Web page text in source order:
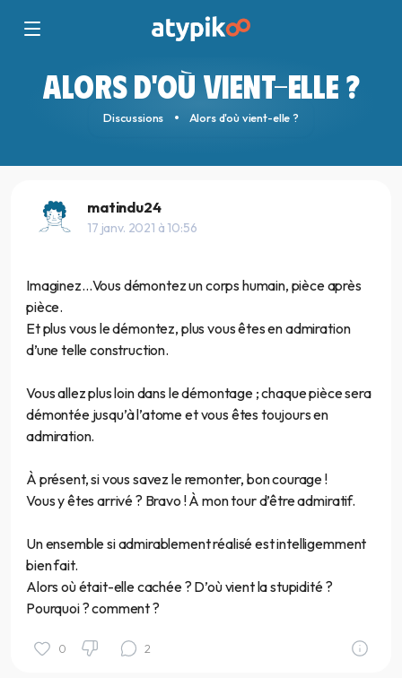
ALORS D'OÙ VIENT-ELLE ?
Discussions Alors d'où vient-elle ?
matindu24
17 janv. 2021 à 10:56
Imaginez…Vous démontez un corps humain, pièce après
pièce.
Et plus vous le démontez, plus vous êtes en admiration
d’une telle construction.
Vous allez plus loin dans le démontage ; chaque pièce sera
démontée jusqu’à l’atome et vous êtes toujours en
admiration.
À présent, si vous savez le remonter, bon courage !
Vous y êtes arrivé ? Bravo ! À mon tour d’être admiratif.
Un ensemble si admirablement réalisé est intelligemment
bien fait.
Alors où était-elle cachée ? D’où vient la stupidité ?
Pourquoi ? comment ?
0 2